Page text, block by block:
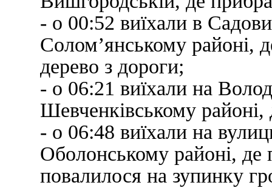
- о 00:52 виїхали в
Солом’янському районі,
дерево з дороги;
- о 06:21 виїхали на
Шевченківському
- о 06:48 виїхали на
Оболонському районі,
повалилося на зупинку